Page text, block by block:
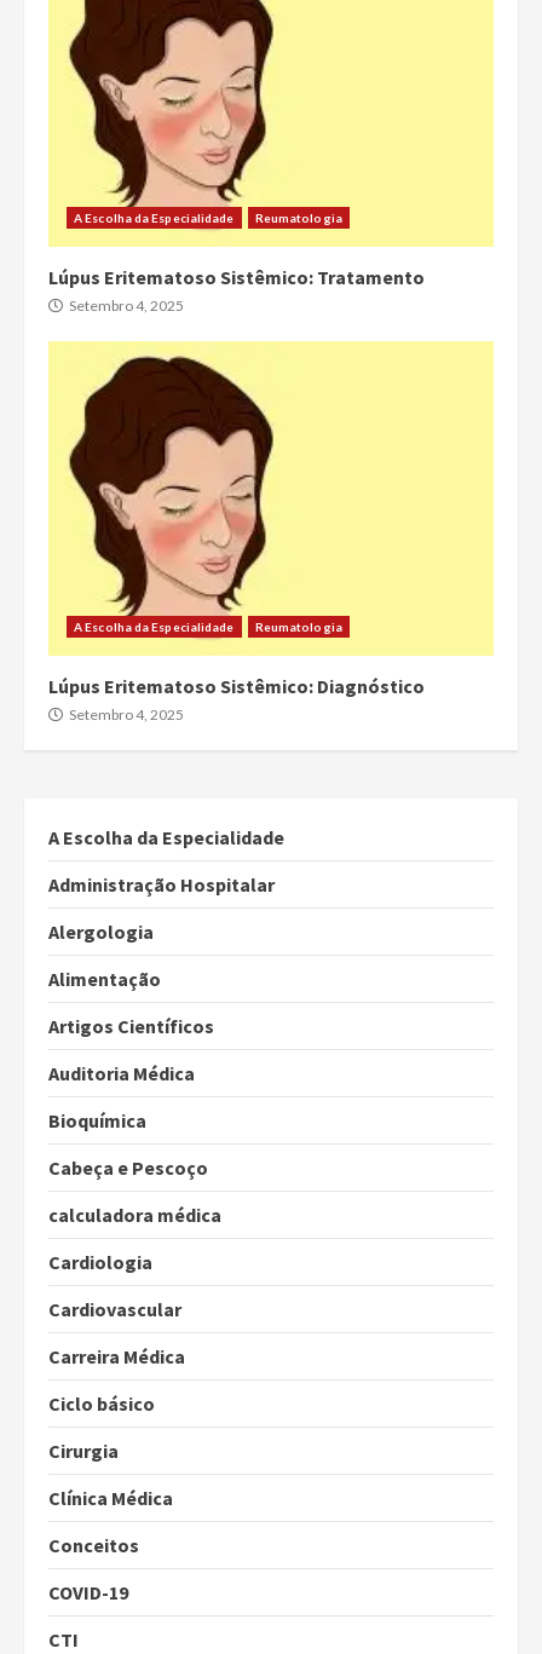
A Escolha da Especialidade Reumatologia
Lúpus Eritematoso Sistêmico: Tratamento
Setembro 4, 2025
A Escolha da Especialidade Reumatologia
Lúpus Eritematoso Sistêmico: Diagnóstico
Setembro 4, 2025
A Escolha da Especialidade
Administração Hospitalar
Alergologia
Alimentação
Artigos Científicos
Auditoria Médica
Bioquímica
Cabeça e Pescoço
calculadora médica
Cardiologia
Cardiovascular
Carreira Médica
Ciclo básico
Cirurgia
Clínica Médica
Conceitos
COVID-19
CTI